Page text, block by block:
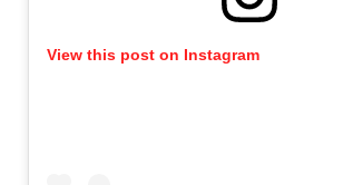
View this post on Instagram